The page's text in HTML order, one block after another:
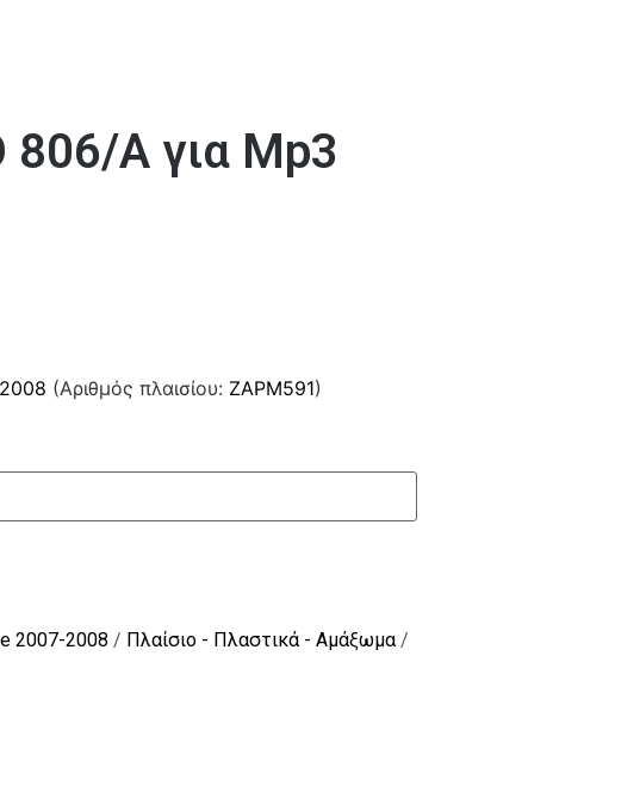
A για Mp3
(Αριθμός πλαισίου: ZAPM591)
2007-2008 / Πλαίσιο - Πλαστικά - Αμάξωμα/